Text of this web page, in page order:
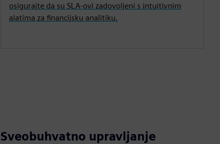
osigurajte da su SLA-ovi zadovoljeni s intuitivnim
alatima za financijsku analitiku.
Sveobuhvatno upravljanje